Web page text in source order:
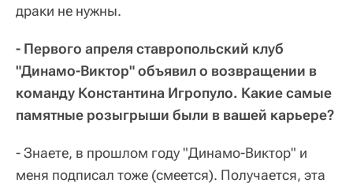
драки не нужны.
- Первого апреля ставропольский клуб
"Динамо-Виктор" объявил о возвращении в
команду Константина Игропуло. Какие самые
памятные розыгрыши были в вашей карьере?
- Знаете, в прошлом году "Динамо-Виктор" и
меня подписал тоже (смеется). Получается, эта